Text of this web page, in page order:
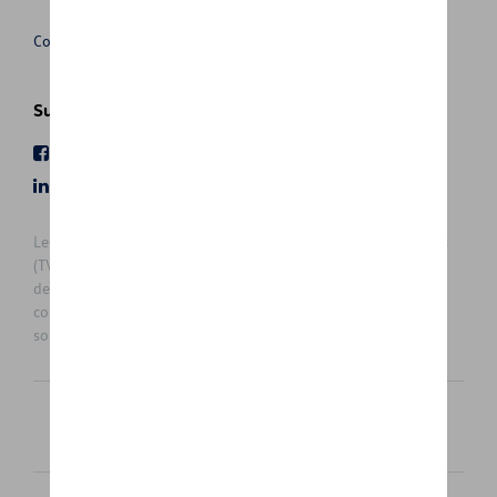
Conditions de vente
Suivez nous
Les prix affichés sur le présent site sont des prix recommandés
(TVAc), hors éventuels frais de montage. Pour connaitre le prix
de vente actuel et les éventuels frais de montage, veuillez
contacter votre concessionnaire/agent. Les prix recommandés
sont sujets à des changements sans préavis.